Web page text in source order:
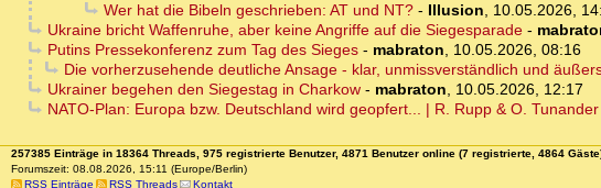
Wer hat die Bibeln geschrieben: AT und NT?- Illusion, 10.05.2026,
Ukraine bricht Waffenruhe, aber keine Angriffe auf die Siegesparade-
Putins Pressekonferenz zum Tag des Sieges- mabraton, 10.05.2026, 08:16
Die vorherzusehende deutliche Ansage - klar, unmissverständlich und
Ukrainer begehen den Siegestag in Charkow- mabraton, 10.05.2026, 12:17
NATO-Plan: Europa bzw. Deutschland wird geopfert... | R. Rupp & O. Tunander
257385 Einträge in 18364 Threads, 975 registrierte Benutzer, 4871 Benutzer online (7 registrierte, 4864
Forumszeit: 08.08.2026, 15:11 (Europe/Berlin)
RSS Einträge
RSS Threads Kontakt